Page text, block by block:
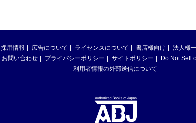
採用情報 広告について ライセンスについて 書店様向け 法人様
お問い合わせ プライバシーポリシー サイトポリシー
Do Not Sell
利用者情報の外部送信について